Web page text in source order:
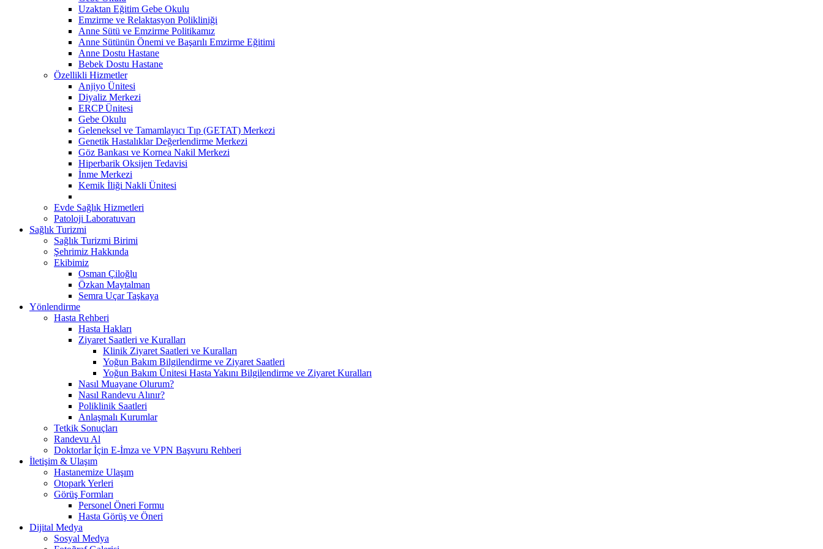
Uzaktan Eğitim Gebe Okulu
Emzirme ve Relaktasyon Polikliniği
Anne Sütü ve Emzirme Politikamız
Anne Sütünün Önemi ve Başarılı Emzirme Eğitimi
Anne Dostu Hastane
Bebek Dostu Hastane
Özellikli Hizmetler
Anjiyo Ünitesi
Diyaliz Merkezi
ERCP Ünitesi
Gebe Okulu
Geleneksel ve Tamamlayıcı Tıp (GETAT) Merkezi
Genetik Hastalıklar Değerlendirme Merkezi
Göz Bankası ve Kornea Nakil Merkezi
Hiperbarik Oksijen Tedavisi
İnme Merkezi
Kemik İliği Nakli Ünitesi
Evde Sağlık Hizmetleri
Patoloji Laboratuvarı
Sağlık Turizmi
Sağlık Turizmi Birimi
Şehrimiz Hakkında
Ekibimiz
Osman Çiloğlu
Özkan Maytalman
Semra Uçar Taşkaya
Yönlendirme
Hasta Rehberi
Hasta Hakları
Ziyaret Saatleri ve Kuralları
Klinik Ziyaret Saatleri ve Kuralları
Yoğun Bakım Bilgilendirme ve Ziyaret Saatleri
Yoğun Bakım Ünitesi Hasta Yakını Bilgilendirme ve Ziyaret Kuralları
Nasıl Muayane Olurum?
Nasıl Randevu Alınır?
Poliklinik Saatleri
Anlaşmalı Kurumlar
Tetkik Sonuçları
Randevu Al
Doktorlar İçin E-İmza ve VPN Başvuru Rehberi
İletişim & Ulaşım
Hastanemize Ulaşım
Otopark Yerleri
Görüş Formları
Personel Öneri Formu
Hasta Görüş ve Öneri
Dijital Medya
Sosyal Medya